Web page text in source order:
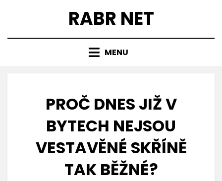
RABR NET
MENU
PROČ DNES JIŽ V
BYTECH NEJSOU
VESTAVĚNÉ SKŘÍNĚ
TAK BĚŽNÉ?